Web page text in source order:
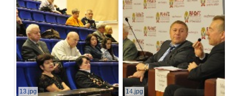
13.jpg 14.jpg